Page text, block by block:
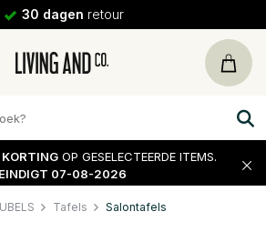
30 dagen retour
OP GESELECTEERDE ITEMS.
EINDIGT 07-08-2026
Tafels Salontafels